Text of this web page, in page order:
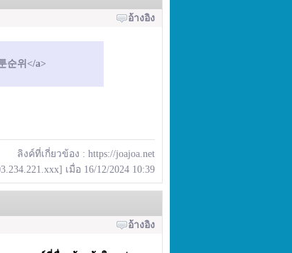
อ้างอิง
순위</a>
ลิงค์ที่เกี่ยวข้อง : https://joajoa.net
เมื่อ 16/12/2024 10:39
อ้างอิง